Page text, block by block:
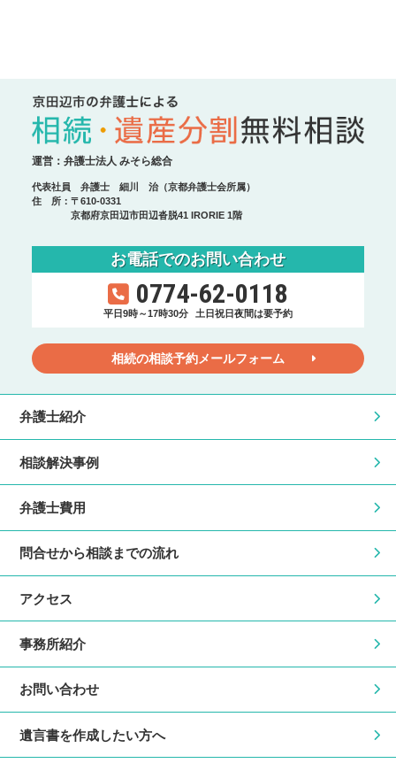
運営：弁護士法人 みそら総合
代表社員 弁護士 細川 治（京都弁護士会所属）
住 所：〒610-0331
京都府京田辺市田辺沓脱41 IRORIE 1階
お電話でのお問い合わせ
0774-62-0118
平日9時～17時30分 土日祝日夜間は要予約
相続の相談予約メールフォーム
弁護士紹介
相談解決事例
弁護士費用
問合せから相談までの流れ
アクセス
事務所紹介
お問い合わせ
遺言書を作成したい方へ